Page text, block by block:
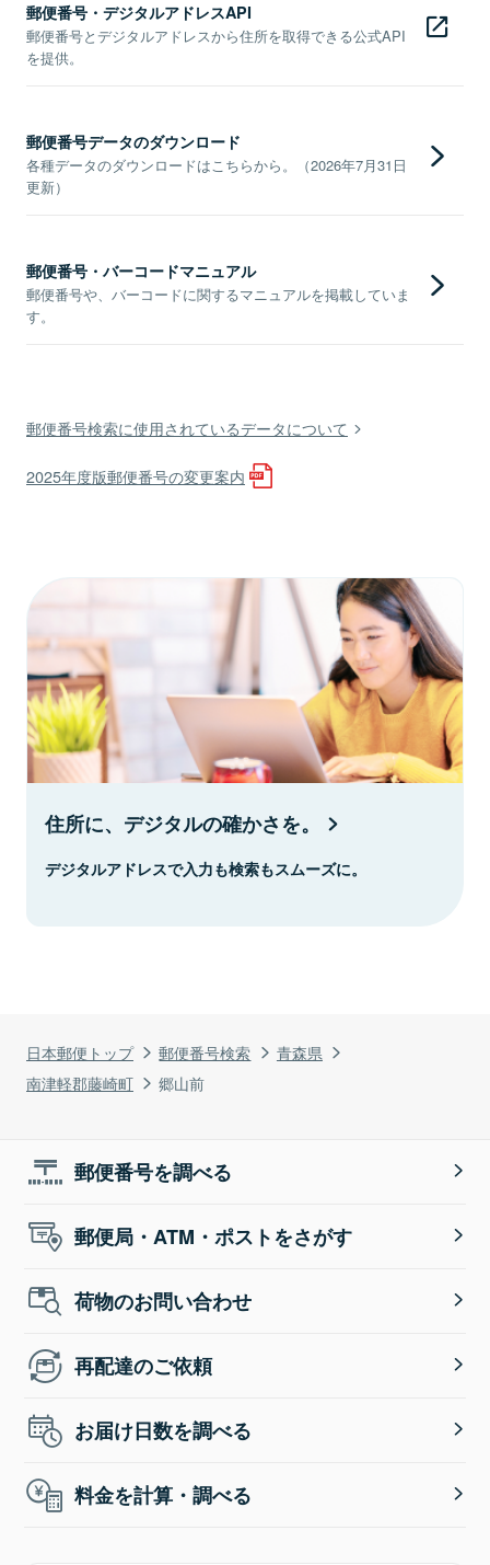
日本郵便トップ 郵便番号検索
青森県
南津軽郡藤崎町
郷山前
郵便番号・デジタルアドレスAPI
郵便番号とデジタルアドレスから住所を取得できる公式API
を提供。
郵便番号データのダウンロード
各種データのダウンロードはこちらから。（2026年7月31日
更新）
郵便番号・バーコードマニュアル
郵便番号や、バーコードに関するマニュアルを掲載していま
す。
郵便番号検索に使用されているデータについて
2025年度版郵便番号の変更案内
住所に、デジタルの確かさを。
デジタルアドレスで入力も検索もスムーズに。
郵便番号を調べる
郵便局・ATM・ポストをさがす
荷物のお問い合わせ
再配達のご依頼
お届け日数を調べる
料金を計算・調べる